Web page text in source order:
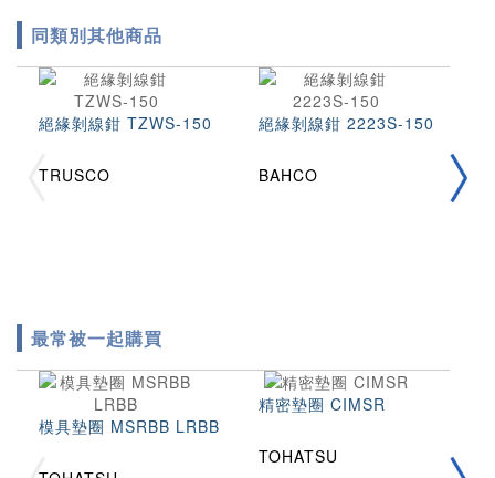
同類別其他商品
絕緣剝線鉗 TZWS-150
TRUSCO
絕緣剝線鉗 2223S-150
BAHCO
最常被一起購買
模具墊圈 MSRBB LRBB
精密墊圈 CIMSR
TOHATSU